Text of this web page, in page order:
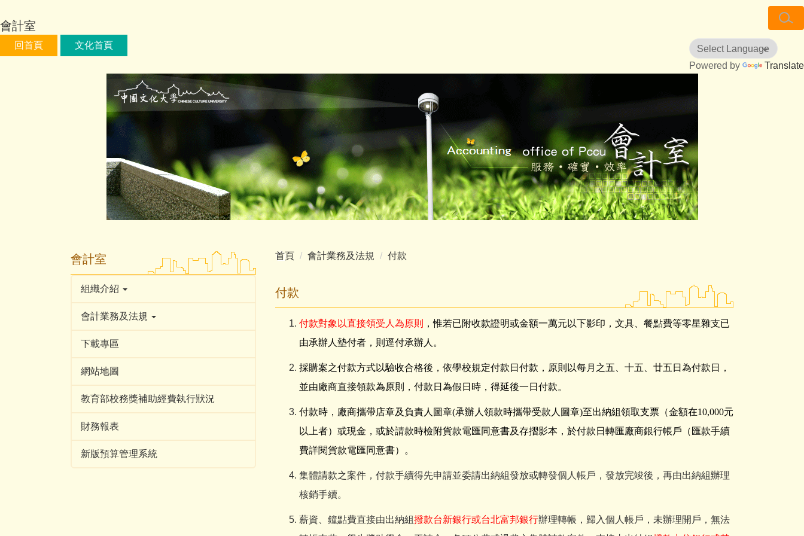
到
主
會計室
Powered by Translate
回首頁 文化首頁
會計室
組織介紹
會計業務及法規
下載專區
網站地圖
教育部校務獎補助經費執行狀況
財務報表
新版預算管理系統
首頁 會計業務及法規 付款
付款
付款對象以直接領受人為原則
，惟若已附收款證明或金額一萬元以下影印，文具、餐點費等零星雜支已
由承辦人墊付者，則逕付承辦人。
採購案之付款方式以驗收合格後，依學校規定付款日付款，原則以每月之五、十五、廿五日為付款日，
並由廠商直接領款為原則，付款日為假日時，得延後一日付款。
付款時，廠商攜帶店章及負責人圖章(承辦人領款時攜帶受款人圖章)至出納組領取支票（金額在10,000元
以上者）或現金，或於請款時檢附貨款電匯同意書及存摺影本，於付款日轉匯廠商銀行帳戶 （匯款手續
費詳閱貨款電匯同意書）
。
集體請款之案件，付款手續得先申請並委請出納組發放或轉發個人帳戶，發放完竣後，再由出納組辦理
核銷手續。
薪資、鐘點費直接由出納組撥款台新銀行或台北富邦銀行辦理轉帳，歸入個人帳戶，未辦理開戶，無法